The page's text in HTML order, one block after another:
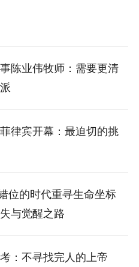
陈业伟牧师：需要更清
律宾开幕：最迫切的挑
位的时代重寻生命坐标
与觉醒之路
：不寻找完人的上帝